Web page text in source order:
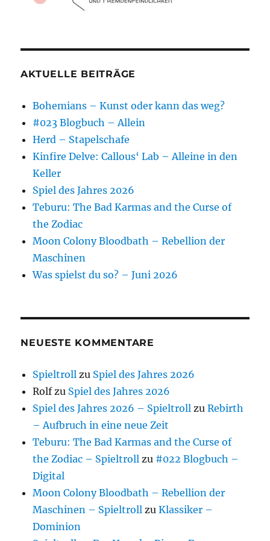
AKTUELLE BEITRÄGE
Bohemians – Kunst oder kann das weg?
#023 Blogbuch – Allein
Herd – Stapelschafe
Kinfire Delve: Callous‘ Lab – Alleine in den
Keller
Spiel des Jahres 2026
Teburu: The Bad Karmas and the Curse of
the Zodiac
Moon Colony Bloodbath – Rebellion der
Maschinen
Was spielst du so? – Juni 2026
NEUESTE KOMMENTARE
Spieltroll zu Spiel des Jahres 2026
Rolfzu Spiel des Jahres 2026
Spiel des Jahres 2026 – Spieltroll zuRebirth
– Aufbruch in eine neue Zeit
Teburu: The Bad Karmas and the Curse of
the Zodiac – Spieltroll zu #022 Blogbuch –
Digital
Moon Colony Bloodbath – Rebellion der
Maschinen – Spieltroll zuKlassiker –
Dominion